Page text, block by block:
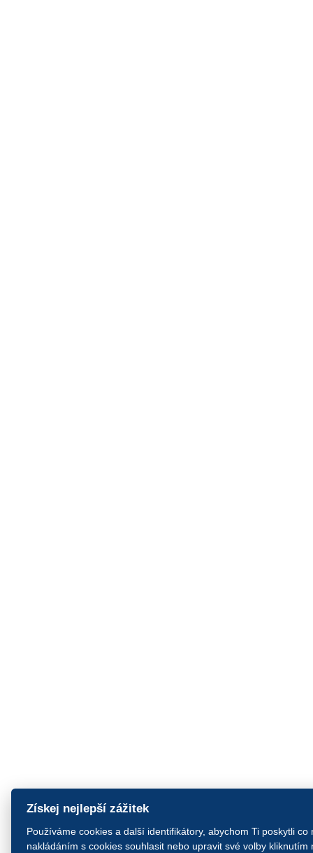
Získej nejlepší zážitek
Používáme cookies a další identifikátory, abychom Ti poskytli
nakládáním s cookies souhlasit nebo upravit své volby